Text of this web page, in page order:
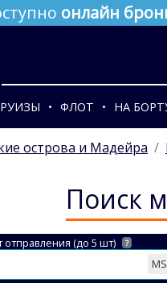
онлайн
ФЛОТ НА
острова и Мадейра
Поиск
(до 5 шт) ?